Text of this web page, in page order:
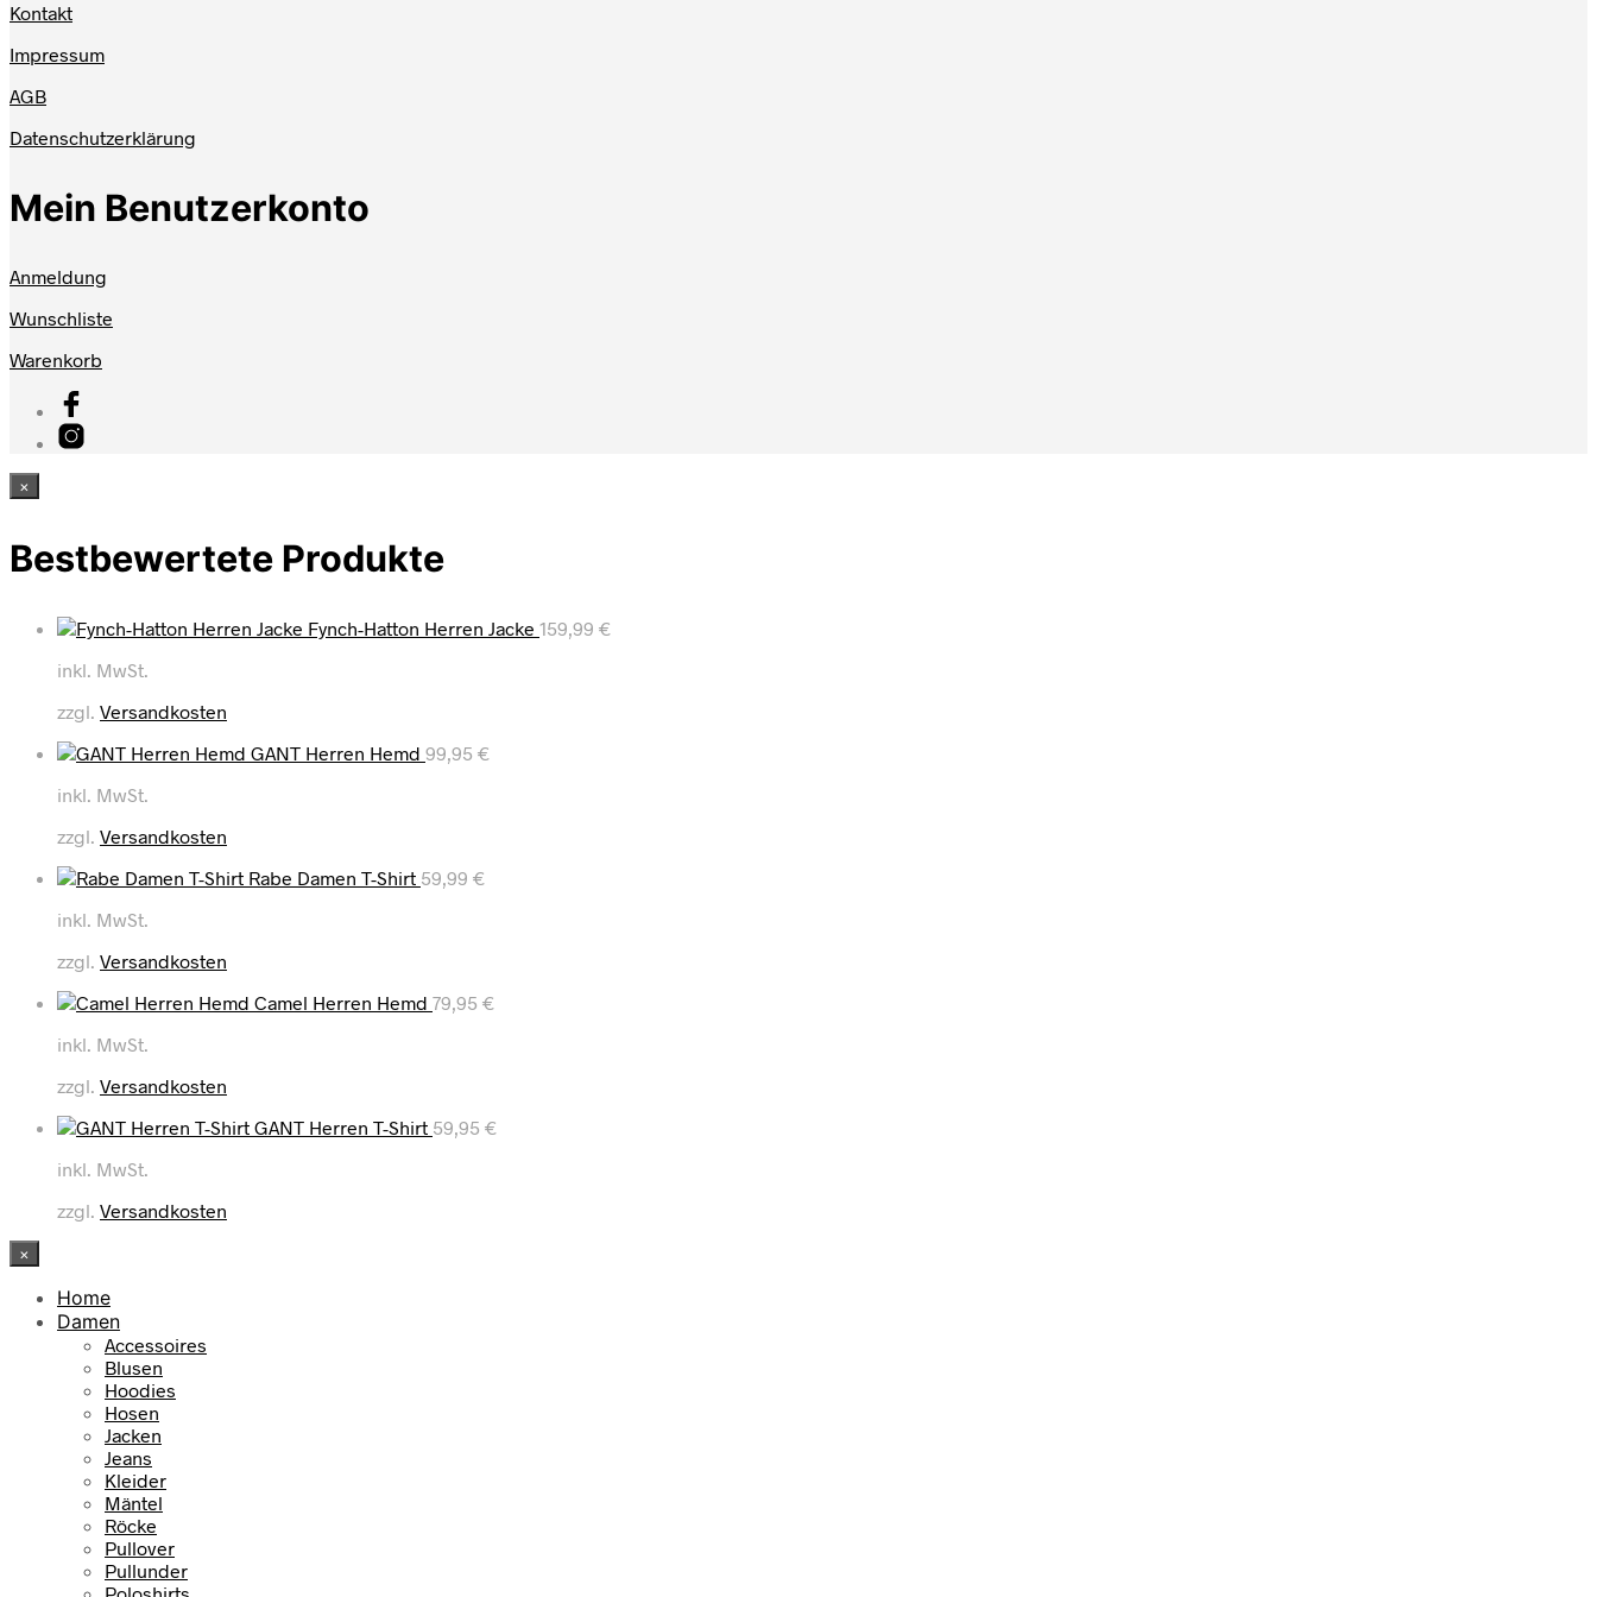
Kontakt
Impressum
AGB
Datenschutzerklärung
Mein Benutzerkonto
Anmeldung
Wunschliste
Warenkorb
×
Bestbewertete Produkte
Fynch-Hatton Herren Jacke 159,99 €
inkl. MwSt.
zzgl. Versandkosten
GANT Herren Hemd 99,95 €
inkl. MwSt.
zzgl. Versandkosten
Rabe Damen T-Shirt 59,99 €
inkl. MwSt.
zzgl. Versandkosten
Camel Herren Hemd 79,95 €
inkl. MwSt.
zzgl. Versandkosten
GANT Herren T-Shirt 59,95 €
inkl. MwSt.
zzgl. Versandkosten
×
Home
Damen
Accessoires
Blusen
Hoodies
Hosen
Jacken
Jeans
Kleider
Mäntel
Röcke
Pullover
Pullunder
Poloshirts